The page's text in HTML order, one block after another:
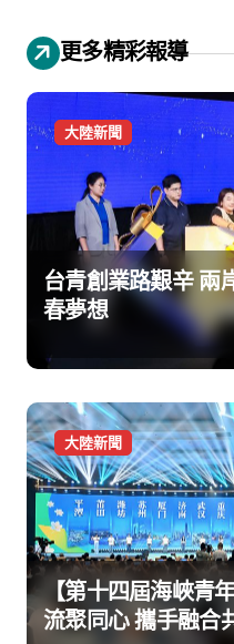
更多精彩報導
大陸新聞
台青創業路艱辛 兩
春夢想
大陸新聞
【第十四屆海峽青
流聚同心 攜手融合